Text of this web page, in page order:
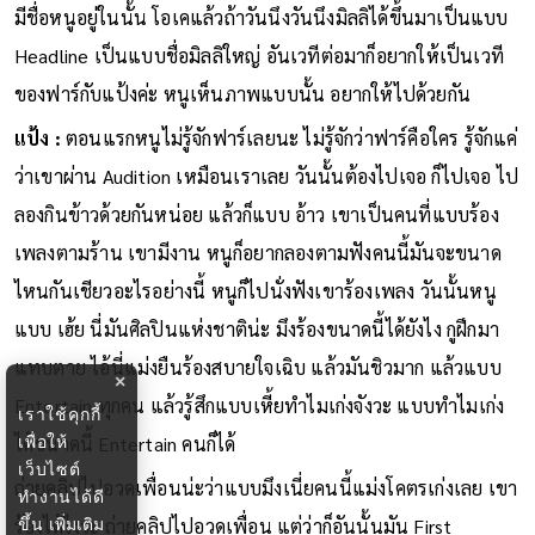
มีชื่อหนูอยู่ในนั้น โอเคแล้วถ้าวันนึงวันนึงมิลลิได้ขึ้นมาเป็นแบบ
Headline เป็นแบบชื่อมิลลิใหญ่ อันเวทีต่อมาก็อยากให้เป็นเวที
ของฟาร์กับแป้งค่ะ หนูเห็นภาพแบบนั้น อยากให้ไปด้วยกัน
แป้ง :ตอนแรกหนูไม่รู้จักฟาร์เลยนะ ไม่รู้จักว่าฟาร์คือใคร รู้จักแค่
ว่าเขาผ่าน Audition เหมือนเราเลย วันนั้นต้องไปเจอ ก็ไปเจอ ไป
ลองกินข้าวด้วยกันหน่อย แล้วก็แบบ อ้าว เขาเป็นคนที่แบบร้อง
เพลงตามร้าน เขามีงาน หนูก็อยากลองตามฟังคนนี้มันจะขนาด
ไหนกันเชียวอะไรอย่างนี้ หนูก็ไปนั่งฟังเขาร้องเพลง วันนั้นหนู
แบบ เฮ้ย นี่มันศิลปินแห่งชาติน่ะ มึงร้องขนาดนี้ได้ยังไง กูฝึกมา
แทบตาย ไอ้นี่แม่งยืนร้องสบายใจเฉิบ แล้วมันชิวมาก แล้วแบบ
Entertain ทุกคน แล้วรู้สึกแบบเหี้ยทำไมเก่งจังวะ แบบทำไมเก่ง
ได้ขนาดนี้ Entertain คนก็ได้
ถ่ายคลิปไปอวดเพื่อนน่ะว่าแบบมึงเนี่ยคนนี้แม่งโคตรเก่งเลย เขา
ร้องได้ไงวะ ถ่ายคลิปไปอวดเพื่อน แต่ว่าก็อันนั้นมัน First
×
เราใช้คุกกี้
เพื่อให้
เว็บไซต์
ทำงานได้ดี
ขึ้น เพิ่มเติม